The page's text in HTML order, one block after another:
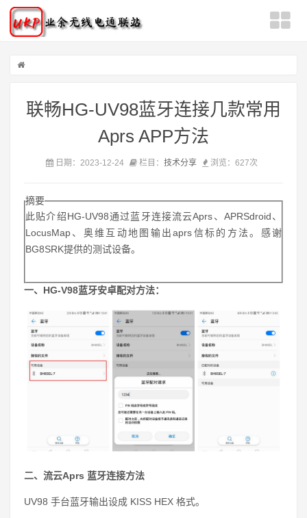
联畅HG-UV98蓝牙连接几款常用
Aprs APP方法
日期：2023-12-24 栏目： 技术分享 浏览： 627次
摘要
此贴介绍HG-UV98通过蓝牙连接流云Aprs、APRSdroid、
LocusMap、奥维互动地图输出aprs信标的方法。感谢
BG8SRK提供的测试设备。
一、HG-V98蓝牙安卓配对方法：
二、流云Aprs 蓝牙连接方法
UV98 手台蓝牙输出设成 KISS HEX 格式。